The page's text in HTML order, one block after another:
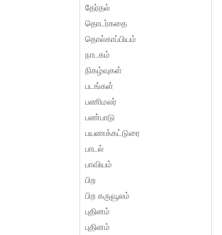
தேர்தல்
தொடர்கதை
தொல்காப்பியம்
நாடகம்
நிகழ்வுகள்
படங்கள்
பணிமலர்
பண்பாடு
பயணக்கட்டுரை
பாடல்
பாவியம்
பிற
பிற கருவூலம்
புதினம்
புதினம்